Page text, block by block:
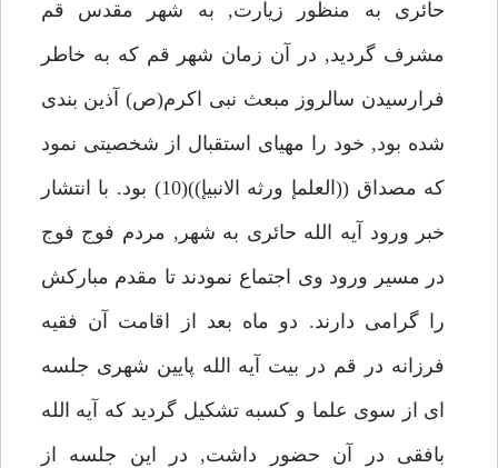
حائرى به منظور زيارت, به شهر مقدس قم
مشرف گرديد, در آن زمان شهر قم كه به خاطر
فرارسيدن سالروز مبعث نبى اكرم(ص) آذين بندى
شده بود, خود را مهياى استقبال از شخصيتى نمود
كه مصداق ((العلمإ ورثه الانبيإ))(10) بود. با انتشار
خبر ورود آيه الله حائرى به شهر, مردم فوج فوج
در مسير ورود وى اجتماع نمودند تا مقدم مباركش
را گرامى دارند. دو ماه بعد از اقامت آن فقيه
فرزانه در قم در بيت آيه الله پايين شهرى جلسه
اى از سوى علما و كسبه تشكيل گرديد كه آيه الله
بافقى در آن حضور داشت, در اين جلسه از